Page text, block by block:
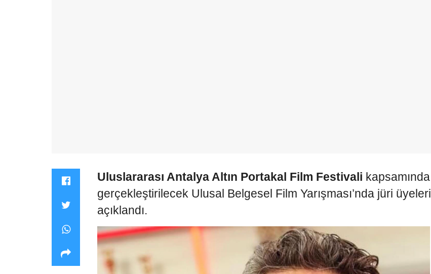
Uluslararası Antalya Altın Portakal Film Festivali kapsamında
gerçekleştirilecek Ulusal Belgesel Film Yarışması’nda jüri üyeleri
açıklandı.